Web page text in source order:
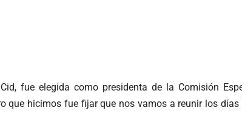
fue elegida como presidenta de la Comisión
que hicimos fue fijar que nos vamos a reunir los